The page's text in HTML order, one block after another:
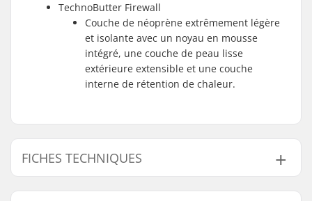
TechnoButter Firewall
Couche de néoprène extrêmement légère
et isolante avec un noyau en mousse
intégré, une couche de peau lisse
extérieure extensible et une couche
interne de rétention de chaleur.
FICHES TECHNIQUES
Epaisseur:
5mm